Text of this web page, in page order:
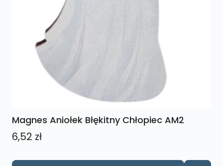
Magnes Aniołek Błękitny Chłopiec AM2
6,52 zł